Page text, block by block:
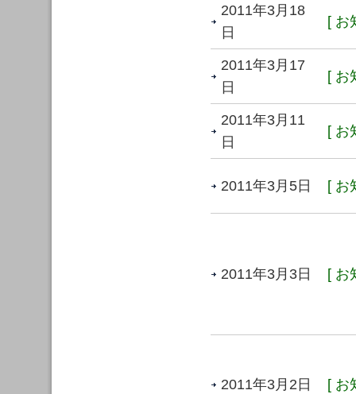
2011年3月18
日
[ お
2011年3月17
日
[ お
2011年3月11
日
[ お
2011年3月5日 [ お
2011年3月3日 [ お
2011年3月2日 [ お